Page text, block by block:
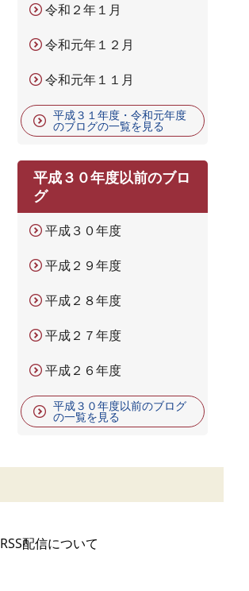
令和２年１月
令和元年１２月
令和元年１１月
平成３１年度・令和元年度
のブログの一覧を見る
平成３０年度以前のブロ
グ
平成３０年度
平成２９年度
平成２８年度
平成２７年度
平成２６年度
平成３０年度以前のブログ
の一覧を見る
RSS配信について